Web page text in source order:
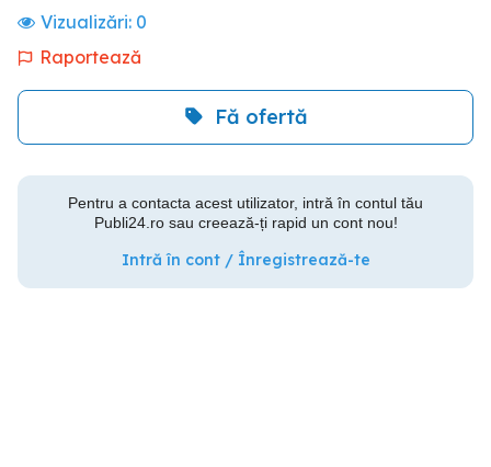
Vizualizări: 0
Raportează
Fă ofertă
Pentru a contacta acest utilizator, intră în contul tău
Publi24.ro sau creează-ți rapid un cont nou!
Intră în cont / Înregistrează-te